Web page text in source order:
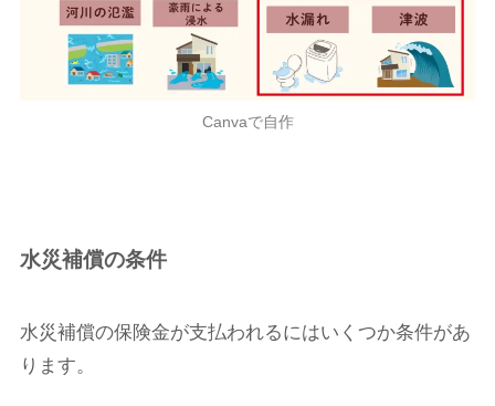
Canvaで自作
水災補償の条件
水災補償の保険金が支払われるにはいくつか条件があ
ります。